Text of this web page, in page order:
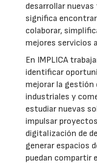
desarrollar
significa
colaborar,
mejores servicios
En IMPLICA
identificar
mejorar la gestión
industriales y
estudiar nuevas
impulsar
digitalización de
generar espacios
puedan compartir